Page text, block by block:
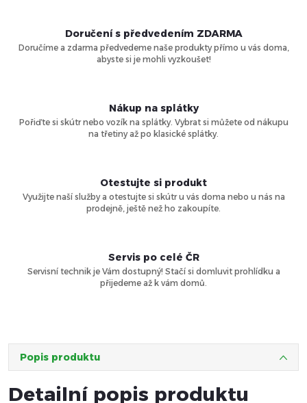
Doručení s předvedením ZDARMA
Doručíme a zdarma předvedeme naše produkty přímo u vás doma,
abyste si je mohli vyzkoušet!
Nákup na splátky
Pořiďte si skútr nebo vozík na splátky. Vybrat si můžete od nákupu
na třetiny až po klasické splátky.
Otestujte si produkt
Využijte naší služby a otestujte si skútr u vás doma nebo u nás na
prodejně, ještě než ho zakoupíte.
Servis po celé ČR
Servisní technik je Vám dostupný! Stačí si domluvit prohlídku a
přijedeme až k vám domů.
Popis produktu
Detailní popis produktu